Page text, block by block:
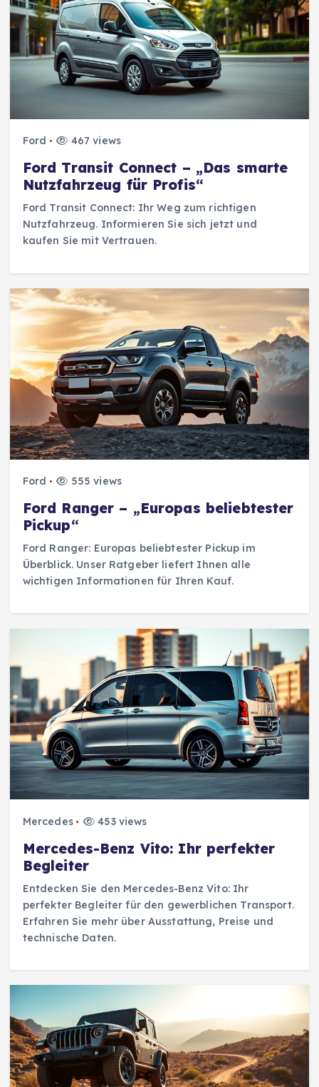
Ford 467 views
Ford Transit Connect – „Das smarte
Nutzfahrzeug für Profis“
Ford Transit Connect: Ihr Weg zum richtigen
Nutzfahrzeug. Informieren Sie sich jetzt und
kaufen Sie mit Vertrauen.
Ford 555 views
Ford Ranger – „Europas beliebtester
Pickup“
Ford Ranger: Europas beliebtester Pickup im
Überblick. Unser Ratgeber liefert Ihnen alle
wichtigen Informationen für Ihren Kauf.
Mercedes 453 views
Mercedes-Benz Vito: Ihr perfekter
Begleiter
Entdecken Sie den Mercedes-Benz Vito: Ihr
perfekter Begleiter für den gewerblichen Transport.
Erfahren Sie mehr über Ausstattung, Preise und
technische Daten.